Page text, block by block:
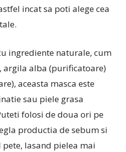
incat sa poti alege cea
ingrediente naturale, cum
argila alba (purificatoare)
aceasta masca este
sau piele grasa
folosi de doua ori pe
productia de sebum si
lasand pielea mai